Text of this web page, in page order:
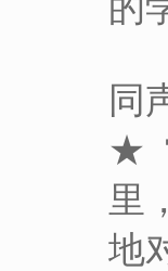
同
★
里
地